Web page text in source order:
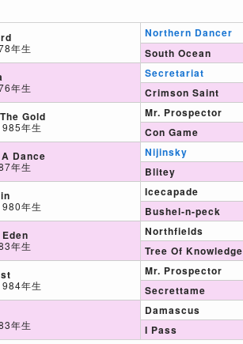
年生
年生
Gold
年生
Dance
年生
年生
年生
年生
年生
Northern Dancer
South Ocean
Secretariat
Crimson Saint
Mr. Prospector
Con Game
Nijinsky
Blitey
Icecapade
Bushel-n-peck
Northfields
Tree Of Knowledge
Mr. Prospector
Secrettame
Damascus
I Pass